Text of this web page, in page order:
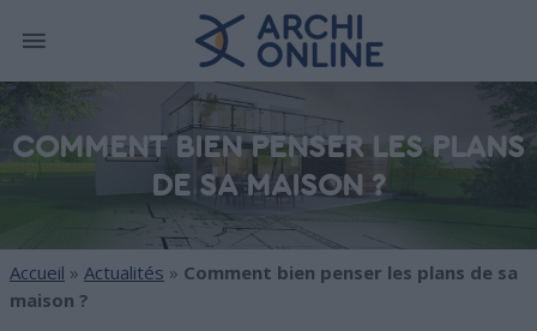
COMMENT BIEN PENSER LES PLANS
DE SA MAISON ?
Accueil » Actualités » Comment bien penser les plans de sa
maison ?